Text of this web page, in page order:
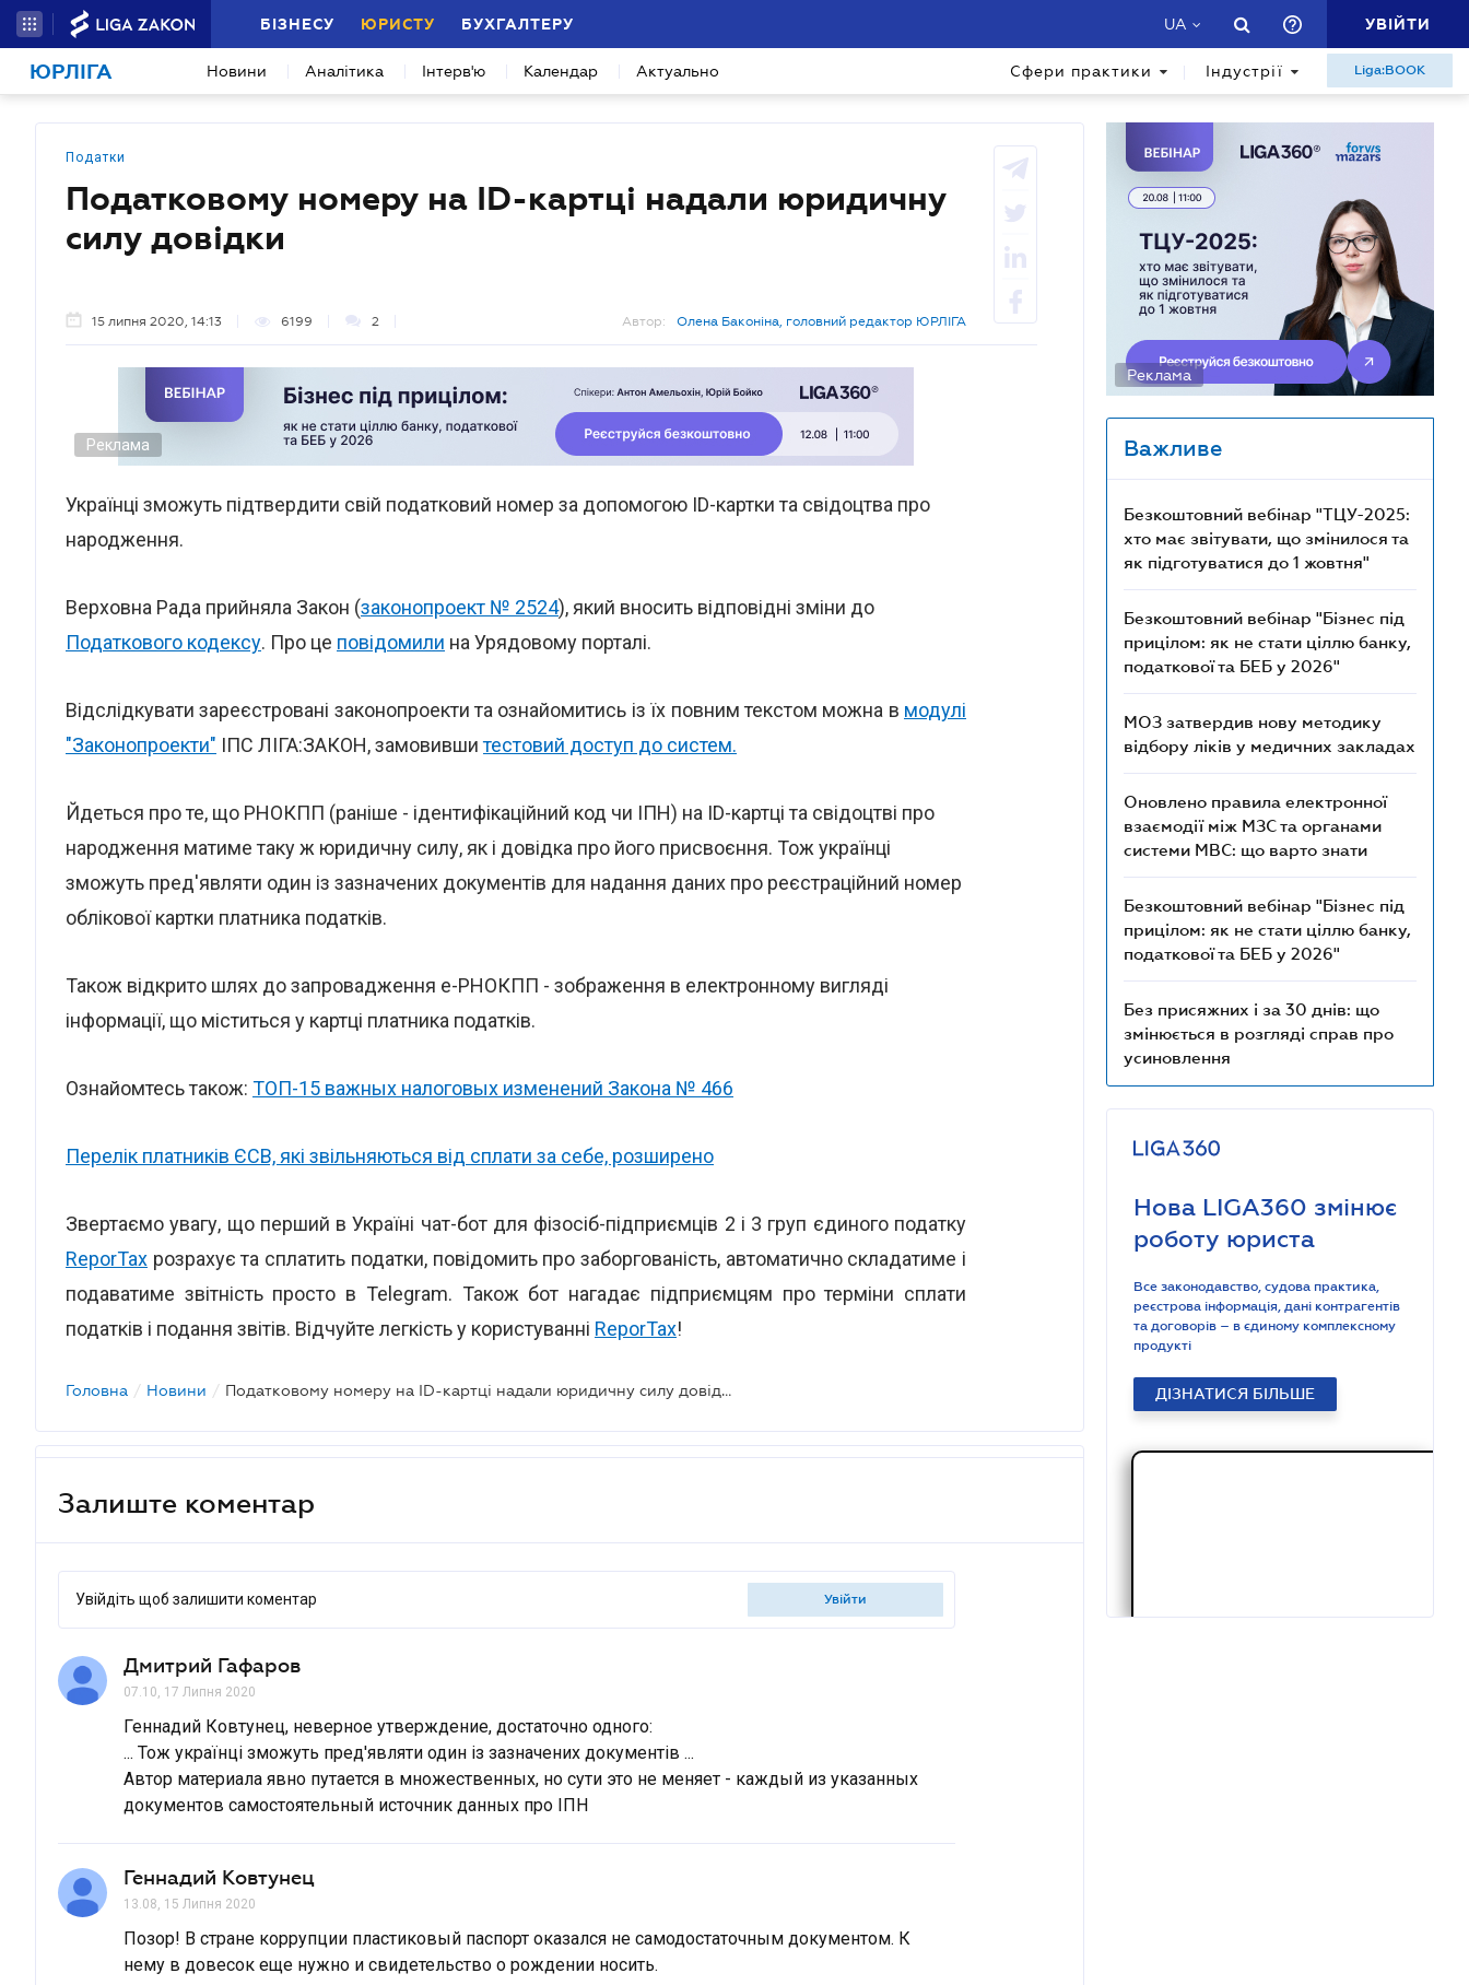
БІЗНЕСУ ЮРИСТУ БУХГАЛТЕРУ UA УВІЙТИ
ЮРЛІГА Новини Аналітика Інтерв'ю Календар Актуально Сфери практики Індустрії Liga:BOOK
Податки
Податковому номеру на ID-картці надали юридичну
силу довідки
15 липня 2020, 14:13 6199 2 Автор: Олена Баконіна, головний редактор ЮРЛІГА
Реклама
Українці зможуть підтвердити свій податковий номер за допомогою ID-картки та свідоцтва про
народження.
Верховна Рада прийняла Закон (законопроект № 2524), який вносить відповідні зміни до
Податкового кодексу. Про це повідомили на Урядовому порталі.
Відслідкувати зареєстровані законопроекти та ознайомитись із їх повним текстом можна в модулі
"Законопроекти" ІПС ЛІГА:ЗАКОН, замовившитестовий доступ до систем.
Йдеться про те, що РНОКПП (раніше - ідентифікаційний код чи ІПН) на ID-картці та свідоцтві про
народження матиме таку ж юридичну силу, як і довідка про його присвоєння. Тож українці
зможуть пред'являти один із зазначених документів для надання даних про реєстраційний номер
облікової картки платника податків.
Також відкрито шлях до запровадження е-РНОКПП - зображення в електронному вигляді
інформації, що міститься у картці платника податків.
Ознайомтесь також: ТОП-15 важных налоговых изменений Закона № 466
Перелік платників ЄСВ, які звільняються від сплати за себе, розширено
Звертаємо увагу, що перший в Україні чат-бот для фізосіб-підприємців 2 і 3 груп єдиного податку
ReporTax розрахує та сплатить податки, повідомить про заборгованість, автоматично складатиме і
подаватиме звітність просто в Telegram. Також бот нагадає підприємцям про терміни сплати
податків і подання звітів. Відчуйте легкість у користуванні ReporTax!
Головна / Новини / Податковому номеру на ID-картці надали юридичну силу довідки
Залиште коментар
Увійдіть щоб залишити коментар увійти
Дмитрий Гафаров
07.10, 17 Липня 2020
Геннадий Ковтунец, неверное утверждение, достаточно одного:
... Тож українці зможуть пред'являти один із зазначених документів ...
Автор материала явно путается в множественных, но сути это не меняет - каждый из указанных
документов самостоятельный источник данных про ІПН
Геннадий Ковтунец
13.08, 15 Липня 2020
Позор! В стране коррупции пластиковый паспорт оказался не самодостаточным документом. К
нему в довесок еще нужно и свидетельство о рождении носить.
Реклама
Важливе
Безкоштовний вебінар "ТЦУ-2025:
хто має звітувати, що змінилося та
як підготуватися до 1 жовтня"
Безкоштовний вебінар "Бізнес під
прицілом: як не стати ціллю банку,
податкової та БЕБ у 2026"
МОЗ затвердив нову методику
відбору ліків у медичних закладах
Оновлено правила електронної
взаємодії між МЗС та органами
системи МВС: що варто знати
Безкоштовний вебінар "Бізнес під
прицілом: як не стати ціллю банку,
податкової та БЕБ у 2026"
Без присяжних і за 30 днів: що
змінюється в розгляді справ про
усиновлення
Нова LIGA360 змінює
роботу юриста
Все законодавство, судова практика,
реєстрова інформація, дані контрагентів
та договорів – в єдиному комплексному
продукті
ДІЗНАТИСЯ БІЛЬШЕ